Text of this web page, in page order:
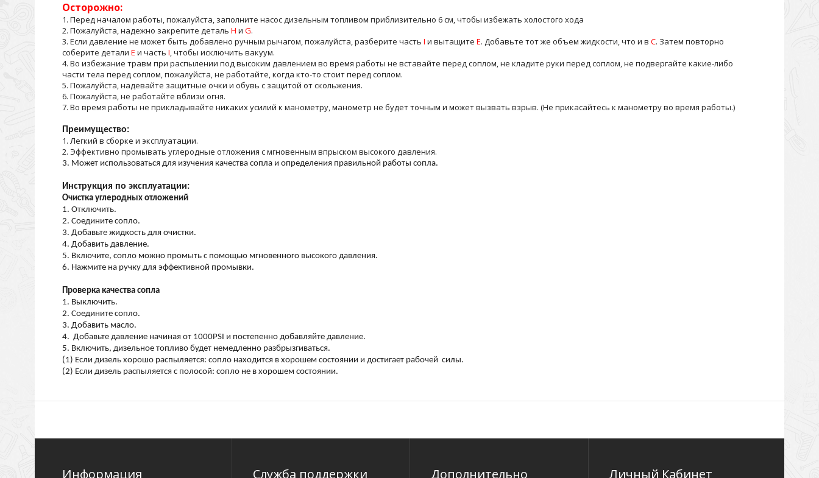
Осторожно:
1. Перед началом работы, пожалуйста, заполните насос дизельным топливом приблизительно 6 см, чтобы избежать холостого хода
2. Пожалуйста, надежно закрепите деталь H и G.
3. Если давление не может быть добавлено ручным рычагом, пожалуйста, разберите часть I и вытащите E. Добавьте тот же объем жидкости, что и в C. Затем повторно
соберите детали E и часть I, чтобы исключить вакуум.
4. Во избежание травм при распылении под высоким давлением во время работы не вставайте перед соплом, не кладите руки перед соплом, не подвергайте какие-либо
части тела перед соплом, пожалуйста, не работайте, когда кто-то стоит перед соплом.
5. Пожалуйста, надевайте защитные очки и обувь с защитой от скольжения.
6. Пожалуйста, не работайте вблизи огня.
7. Во время работы не прикладывайте никаких усилий к манометру, манометр не будет точным и может вызвать взрыв. (Не прикасайтесь к манометру во время работы.)
Преимущество:
1. Легкий в сборке и эксплуатации.
2. Эффективно промывать углеродные отложения с мгновенным впрыском высокого давления.
3. Может использоваться для изучения качества сопла и определения правильной работы сопла.
Инструкция по эксплуатации:
Очистка углеродных отложений
1. Отключить.
2. Соедините сопло.
3. Добавьте жидкость для очистки.
4. Добавить давление.
5. Включите, сопло можно промыть с помощью мгновенного высокого давления.
6. Нажмите на ручку для эффективной промывки.
Проверка качества сопла
1. Выключить.
2. Соедините сопло.
3. Добавить масло.
4. Добавьте давление начиная от 1000PSI и постепенно добавляйте давление.
5. Включить, дизельное топливо будет немедленно разбрызгиваться.
(1) Если дизель хорошо распыляется: сопло находится в хорошем состоянии и достигает рабочей силы.
(2) Если дизель распыляется с полосой: сопло не в хорошем состоянии.
Информация Служба поддержки Дополнительно Личный Кабинет